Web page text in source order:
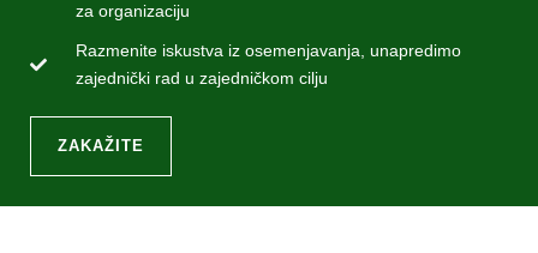
za organizaciju
Razmenite iskustva iz osemenjavanja, unapredimo
zajednički rad u zajedničkom cilju
ZAKAŽITE